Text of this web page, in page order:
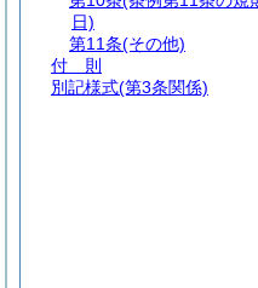
日)
第11条(その他)
付 則
別記様式(第3条関係)